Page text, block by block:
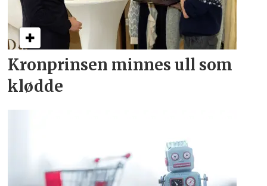
Kronprinsen minnes ull som
klødde